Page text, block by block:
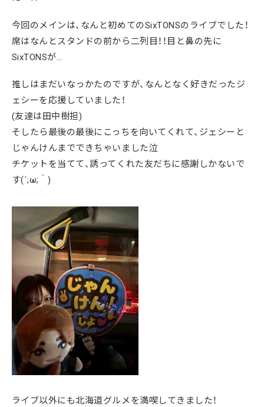
今回のメインは、なんと初めてのSixTONSのライブでした！
席はなんとスタンドの前から二列目！！目と鼻の先に
SixTONSが…
推しはまだいなっかたのですが、なんとなく好きだったジ
ェシーを応援していました！
(友達は田中樹担)
そしたら最後の最後にこっちを向いてくれて、ジェシーと
じゃんけんまでできちゃいました泣
チケットを当てて、誘ってくれた友だちに感謝しかないで
す(´;ω;｀)
ライブ以外にも北海道グルメを満喫してきました！